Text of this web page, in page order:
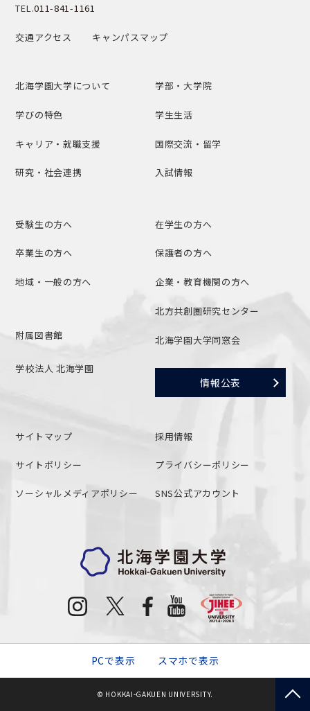
TEL.011-841-1161
交通アクセス キャンパスマップ
北海学園大学について 学部・大学院
学びの特色 学生生活
キャリア・就職支援 国際交流・留学
研究・社会連携 入試情報
受験生の方へ 在学生の方へ
卒業生の方へ 保護者の方へ
地域・一般の方へ 企業・教育機関の方へ
附属図書館
北方共創圏研究センター
北海学園大学同窓会
学校法人 北海学園
情報公表
サイトマップ 採用情報
サイトポリシー プライバシーポリシー
ソーシャルメディアポリシー SNS公式アカウント
PCで表示 スマホで表示
© HOKKAI-GAKUEN UNIVERSITY.